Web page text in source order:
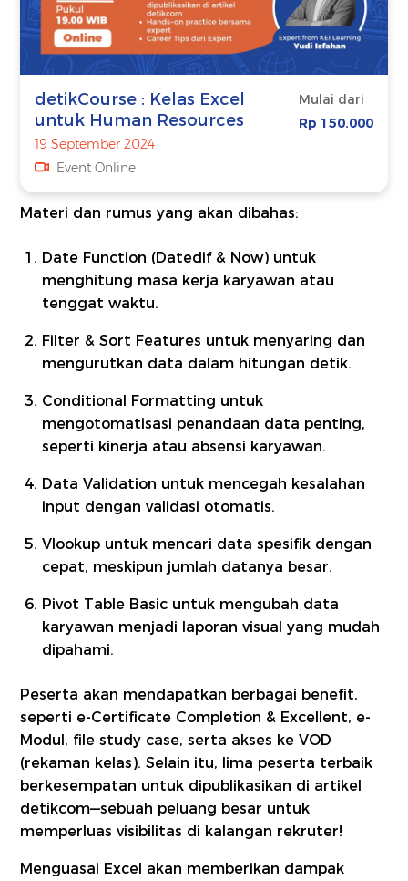
detikCourse : Kelas Excel
untuk Human Resources
19 September 2024
Event Online
Mulai dari
Rp 150.000
Materi dan rumus yang akan dibahas:
Date Function (Datedif & Now) untuk
menghitung masa kerja karyawan atau
tenggat waktu.
Filter & Sort Features untuk menyaring dan
mengurutkan data dalam hitungan detik.
Conditional Formatting untuk
mengotomatisasi penandaan data penting,
seperti kinerja atau absensi karyawan.
Data Validation untuk mencegah kesalahan
input dengan validasi otomatis.
Vlookup untuk mencari data spesifik dengan
cepat, meskipun jumlah datanya besar.
Pivot Table Basic untuk mengubah data
karyawan menjadi laporan visual yang mudah
dipahami.
Peserta akan mendapatkan berbagai benefit,
seperti e-Certificate Completion & Excellent, e-
Modul, file study case, serta akses ke VOD
(rekaman kelas). Selain itu, lima peserta terbaik
berkesempatan untuk dipublikasikan di artikel
detikcom—sebuah peluang besar untuk
memperluas visibilitas di kalangan rekruter!
Menguasai Excel akan memberikan dampak